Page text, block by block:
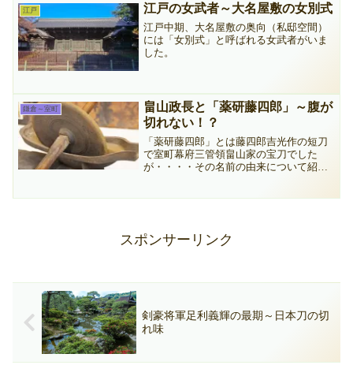
江戸 江戸の女武者～大名屋敷の女別式
江戸中期、大名屋敷の奥向（私邸空間）
には「女別式」と呼ばれる女武者がいま
した。
鎌倉～室町
畠山政長と「薬研藤四郎」～腹が
切れない！？
「薬研藤四郎」とは藤四郎吉光作の短刀
で室町幕府三管領畠山家の宝刀でした
が・・・・その名前の由来について紹介
スポンサーリンク
剣豪将軍足利義輝の最期～日本刀の切
れ味